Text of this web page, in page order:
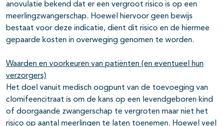
anovulatie bekend dat er een vergroot risico is op een
meerlingzwangerschap. Hoewel hiervoor geen bewijs
bestaat voor deze indicatie, dient dit risico en de hiermee
gepaarde kosten in overweging genomen te worden.
Waarden en voorkeuren van patiënten (en eventueel hun
verzorgers)
Het doel vanuit medisch oogpunt van de toevoeging van
clomifeencitraat is om de kans op een levendgeboren kind
of doorgaande zwangerschap te vergroten maar niet het
risico op aantal meerlingen te laten toenemen. Hoewel veel